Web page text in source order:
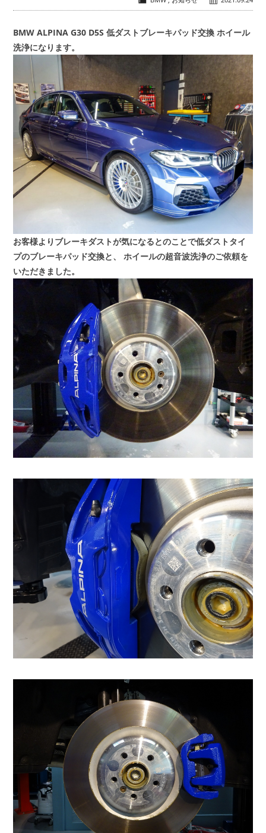
BMW ALPINA G30 D5S 低ダストブレーキパッド交換 ホイール
洗浄になります。
お客様よりブレーキダストが気になるとのことで低ダストタイ
プのブレーキパッド交換と、
ホイールの超音波洗浄のご依頼を
いただきました。